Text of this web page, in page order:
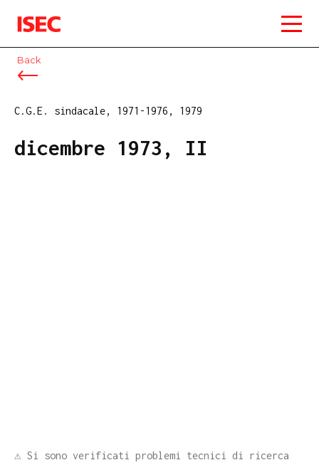
ISEC
Back
C.G.E. sindacale, 1971-1976, 1979
dicembre 1973, II
⚠️ Si sono verificati problemi tecnici di ricerca